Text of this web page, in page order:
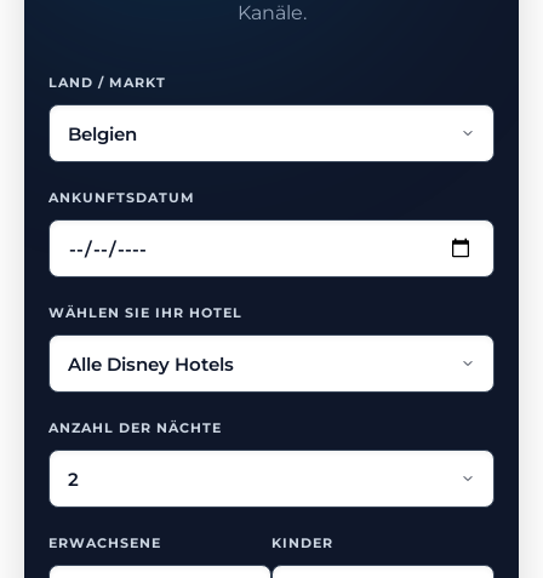
Kanäle.
LAND / MARKT
ANKUNFTSDATUM
WÄHLEN SIE IHR HOTEL
ANZAHL DER NÄCHTE
ERWACHSENE KINDER